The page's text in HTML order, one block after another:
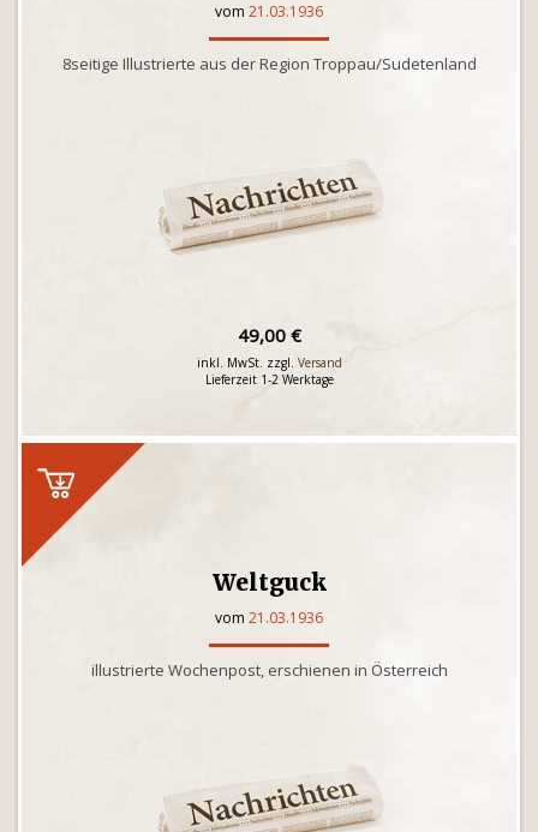
vom 21.03.1936
8seitige Illustrierte aus der Region Troppau/Sudetenland
49,00 €
inkl. MwSt. zzgl. Versand
Lieferzeit 1-2 Werktage
Weltguck
vom 21.03.1936
illustrierte Wochenpost, erschienen in Österreich